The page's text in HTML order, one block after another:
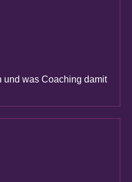
und was Coaching damit